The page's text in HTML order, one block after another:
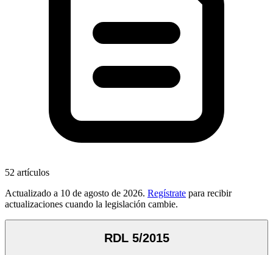
52 artículos
Actualizado a 10 de agosto de 2026. Regístrate para recibir
actualizaciones cuando la legislación cambie.
RDL 5/2015